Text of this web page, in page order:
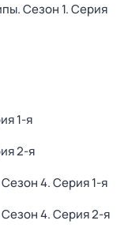
. Сезон 1. Серия
1-я
2-я
Сезон 4. Серия 1-я
Сезон 4. Серия 2-я